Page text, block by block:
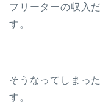
フリーターの収入
す。
そうなってしまっ
す。